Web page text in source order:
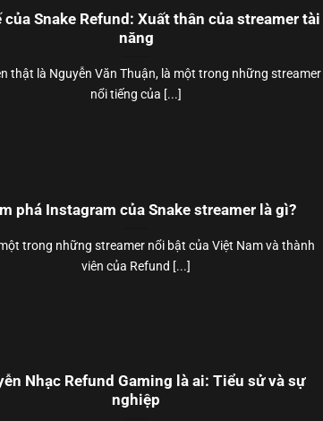
của Snake Refund: Xuất thân của streamer tài
năng
thật là Nguyễn Văn Thuận, là một trong những streamer
nổi tiếng của [...]
phá Instagram của Snake streamer là gì?
trong những streamer nổi bật của Việt Nam và thành
viên của Refund [...]
Nhạc Refund Gaming là ai: Tiểu sử và sự
nghiệp